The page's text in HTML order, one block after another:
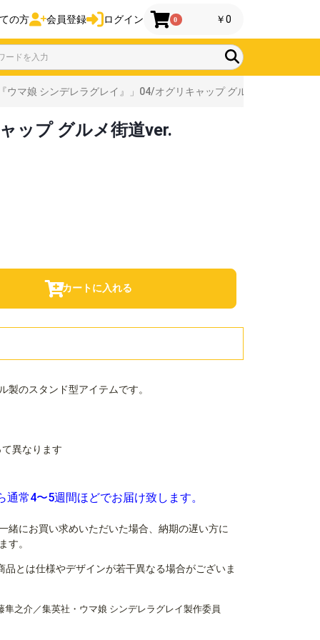
の方 会員登録 ログイン 0 ￥0
ウマ娘 シンデレラグレイ』」04/オグリキャップ グルメ街道ver.
ップ グルメ街道ver.
カートに入れる
製のスタンド型アイテムです。
異なります
常4〜5週間ほどでお届け致します。
緒にお買い求めいただいた場合、納期の遅い方に
す。
とは仕様やデザインが若干異なる場合がございま
之介／集英社・ウマ娘 シンデレラグレイ製作委員